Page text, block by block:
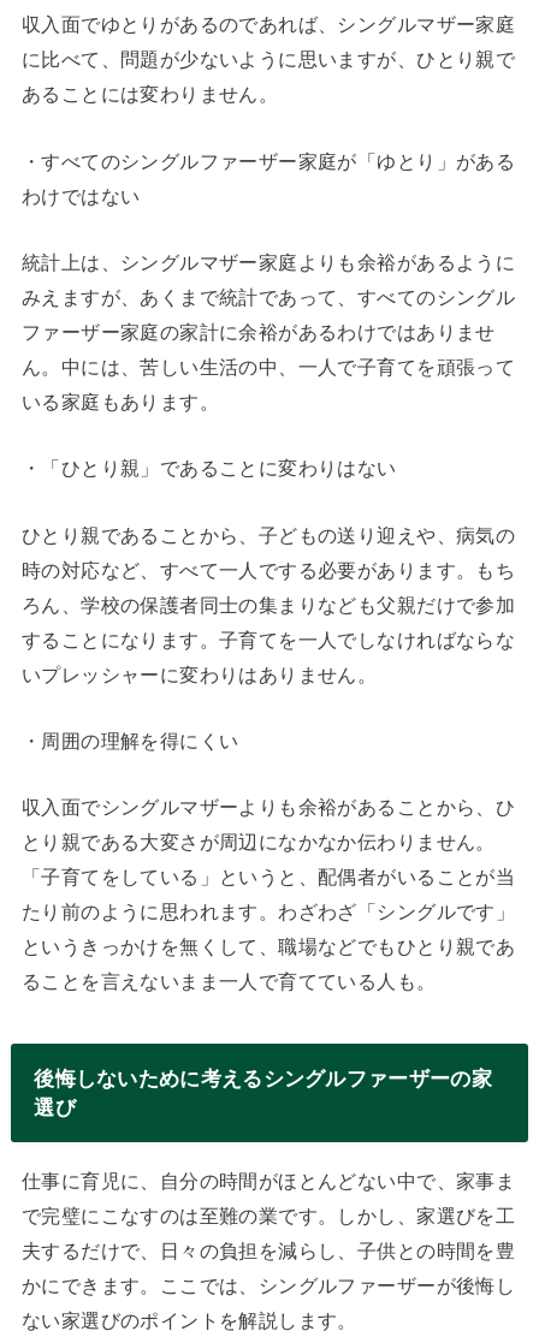
収入面でゆとりがあるのであれば、シングルマザー家庭
に比べて、問題が少ないように思いますが、ひとり親で
あることには変わりません。
・すべてのシングルファーザー家庭が「ゆとり」がある
わけではない
統計上は、シングルマザー家庭よりも余裕があるように
みえますが、あくまで統計であって、すべてのシングル
ファーザー家庭の家計に余裕があるわけではありませ
ん。中には、苦しい生活の中、一人で子育てを頑張って
いる家庭もあります。
・「ひとり親」であることに変わりはない
ひとり親であることから、子どもの送り迎えや、病気の
時の対応など、すべて一人でする必要があります。もち
ろん、学校の保護者同士の集まりなども父親だけで参加
することになります。子育てを一人でしなければならな
いプレッシャーに変わりはありません。
・周囲の理解を得にくい
収入面でシングルマザーよりも余裕があることから、ひ
とり親である大変さが周辺になかなか伝わりません。
「子育てをしている」というと、配偶者がいることが当
たり前のように思われます。わざわざ「シングルです」
というきっかけを無くして、職場などでもひとり親であ
ることを言えないまま一人で育てている人も。
後悔しないために考えるシングルファーザーの家
選び
仕事に育児に、自分の時間がほとんどない中で、家事ま
で完璧にこなすのは至難の業です。しかし、家選びを工
夫するだけで、日々の負担を減らし、子供との時間を豊
かにできます。ここでは、シングルファーザーが後悔し
ない家選びのポイントを解説します。